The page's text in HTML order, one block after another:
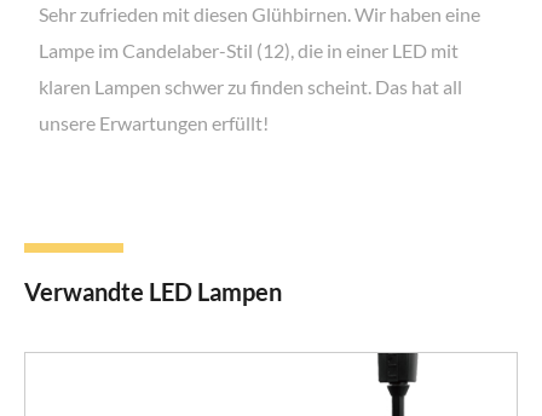
Sehr zufrieden mit diesen Glühbirnen. Wir haben eine
Lampe im Candelaber-Stil (12), die in einer LED mit
klaren Lampen schwer zu finden scheint. Das hat all
unsere Erwartungen erfüllt!
Verwandte LED Lampen